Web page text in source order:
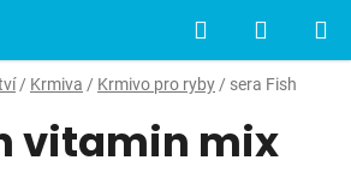
Hledat
KOŠÍK
/ Krmiva / Krmivo pro ryby / sera Fish
vitamin mix